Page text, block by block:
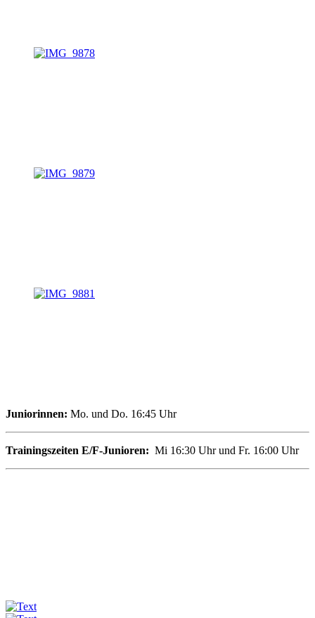
Juniorinnen: Mo. und Do. 16:45 Uhr
Trainingszeiten E/F-Junioren: Mi 16:30 Uhr und Fr. 16:00 Uhr